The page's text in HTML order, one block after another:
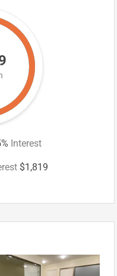
% Interest
$1,819